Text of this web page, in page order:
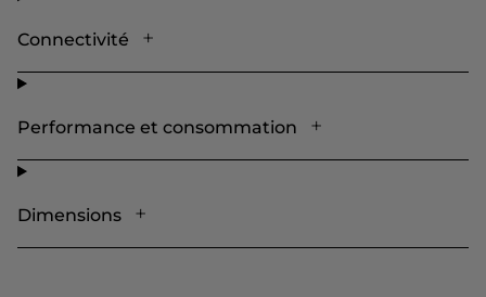
Connectivité
Performance et consommation
Dimensions